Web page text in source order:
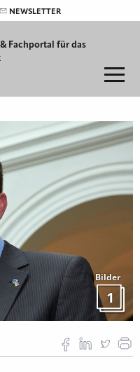
NEWSLETTER
Fachportal für das
Bilder
1